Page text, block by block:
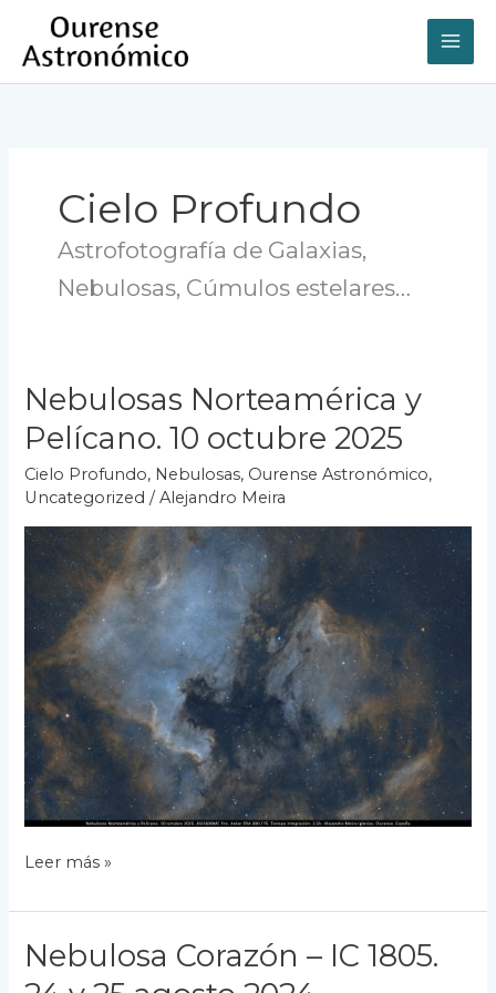
contenido
Cielo Profundo
Astrofotografía de Galaxias,
Nebulosas, Cúmulos estelares…
Nebulosas Norteamérica y
Pelícano. 10 octubre 2025
Cielo Profundo, Nebulosas, Ourense Astronómico,
Uncategorized /Alejandro Meira
Nebulosas
y
10
Leer más »
Nebulosa Corazón – IC 1805.